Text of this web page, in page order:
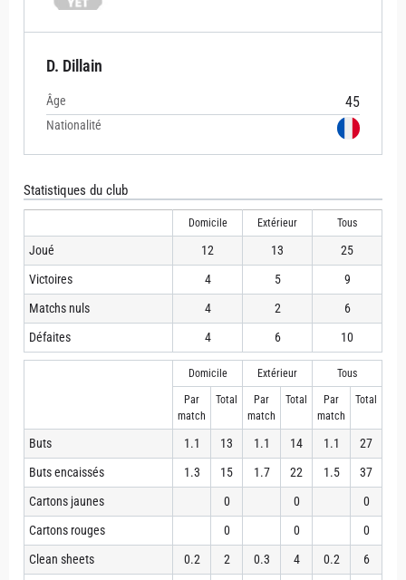
D. Dillain
Âge 45
Nationalité
Statistiques du club
Domicile Extérieur Tous
Joué 12 13
25
Victoires
4 5
9
Matchs nuls
4 2
6
Défaites
4 6 10
Domicile Extérieur Tous
Par
match
Total
Par
match
Total
Par
match
Total
Buts 1.1 13 1.1 14 1.1
27
Buts encaissés
1.3 15 1.7 22 1.5
37
Cartons jaunes
0 0
0
Cartons rouges
0 0
0
Clean sheets
0.2 2 0.3 4 0.2
6